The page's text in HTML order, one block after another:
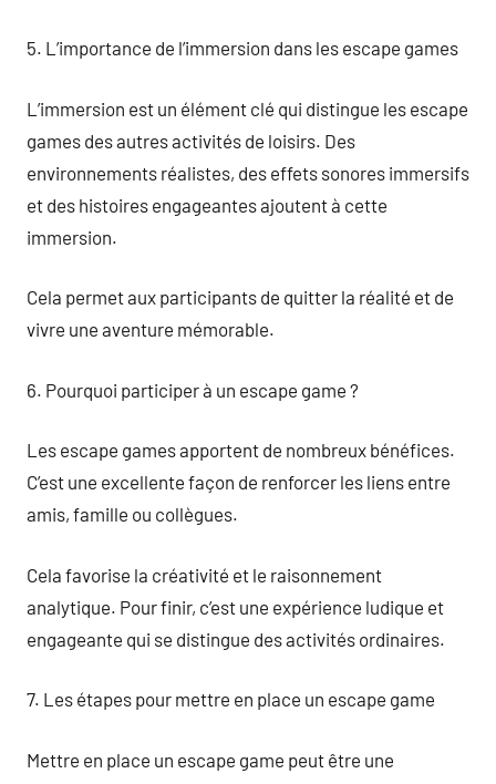
5. L’importance de l’immersion dans les escape games
L’immersion est un élément clé qui distingue les escape
games des autres activités de loisirs. Des
environnements réalistes, des effets sonores immersifs
et des histoires engageantes ajoutent à cette
immersion.
Cela permet aux participants de quitter la réalité et de
vivre une aventure mémorable.
6. Pourquoi participer à un escape game ?
Les escape games apportent de nombreux bénéfices.
C’est une excellente façon de renforcer les liens entre
amis, famille ou collègues.
Cela favorise la créativité et le raisonnement
analytique. Pour finir, c’est une expérience ludique et
engageante qui se distingue des activités ordinaires.
7. Les étapes pour mettre en place un escape game
Mettre en place un escape game peut être une